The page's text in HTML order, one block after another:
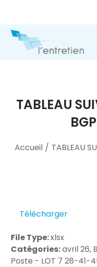
TABLEAU
Accueil / TABLEAU
Télécharger
File Type:xlsx
Catégories:avril 26,
Poste - LOT 7 28-41-